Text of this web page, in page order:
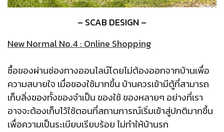
– SCAB DESIGN –
New Normal No.4 : Online Shopping
ซื้อของผ่านช่องทางออนไลน์โดยไม่ต้องออกจากบ้านเพื่อ
ความสบายใจ เมื่อของใช้มากขึ้น บ้านควรเข้ามีตู้ที่สามารถ
เก็บสิ่งของทั้งของจำเป็น ของใช้ ของหลายๆ อย่างที่เรา
อาจจะต้องเก็บไว้ใช้ตอนที่สถานการณ์เริ่มเข้าสู่ปกติมากขึ้น
เพื่อความเป็นระเบียบเรียบร้อย ไม่ทำให้บ้านรก